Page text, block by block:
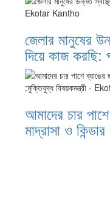
জেলার মানুষের
দিয়ে কাজ করছি:
আমাদের চার
মাদ্রাসা ও